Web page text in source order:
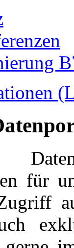
für